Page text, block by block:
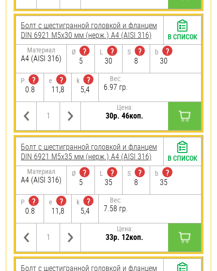
Болт с шестигранной головкой и фланцем
DIN 6921 М5х30 мм (нерж.) A4 (AISI 316)
Материал
A4 (AISI 316)
Ø
?
5
L
?
30
S
?
8
b
?
30
P
?
0.8
e
?
11,8
k
?
5,4
Вес:
6.97 гр.
Цена:
30р. 46коп.
В СПИСОК
Болт с шестигранной головкой и фланцем
DIN 6921 М5х35 мм (нерж.) A4 (AISI 316)
Материал
A4 (AISI 316)
Ø
?
5
L
?
35
S
?
8
b
?
35
P
?
0.8
e
?
11,8
k
?
5,4
Вес:
7.58 гр.
Цена:
33р. 12коп.
В СПИСОК
Болт с шестигранной головкой и фланцем